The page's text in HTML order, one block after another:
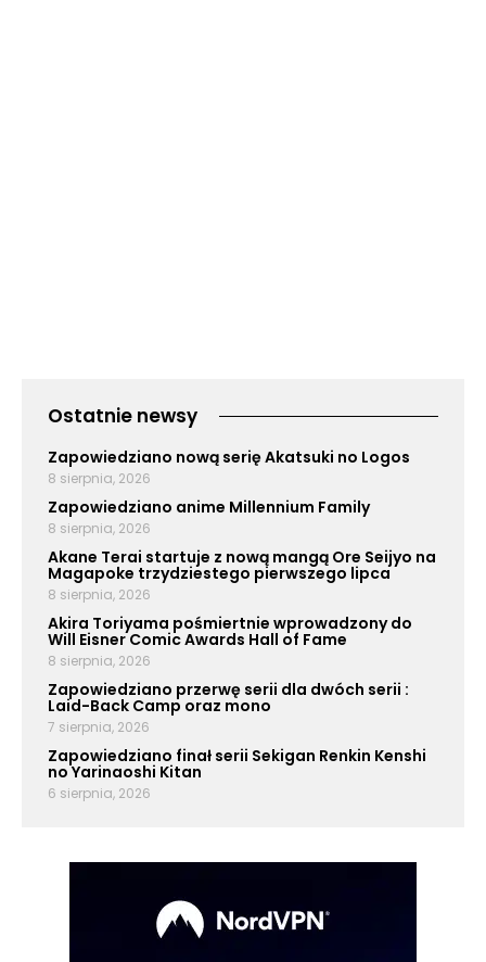
Ostatnie newsy
Zapowiedziano nową serię Akatsuki no Logos
8 sierpnia, 2026
Zapowiedziano anime Millennium Family
8 sierpnia, 2026
Akane Terai startuje z nową mangą Ore Seijyo na
Magapoke trzydziestego pierwszego lipca
8 sierpnia, 2026
Akira Toriyama pośmiertnie wprowadzony do
Will Eisner Comic Awards Hall of Fame
8 sierpnia, 2026
Zapowiedziano przerwę serii dla dwóch serii :
Laid-Back Camp oraz mono
7 sierpnia, 2026
Zapowiedziano finał serii Sekigan Renkin Kenshi
no Yarinaoshi Kitan
6 sierpnia, 2026